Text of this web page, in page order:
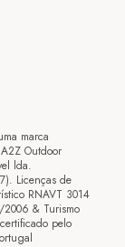
marca
Outdoor
lda.
Licenças de
RNAVT 3014
& Turismo
pelo